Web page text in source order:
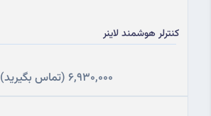
کنترلر هوشمند لاینر
6,930,000 (تماس بگیرید)